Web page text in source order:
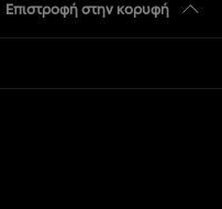
Επιστροφή στην κορυφή